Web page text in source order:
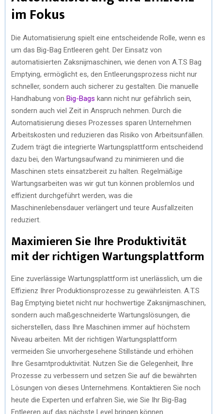
im Fokus
Die Automatisierung spielt eine entscheidende Rolle, wenn es
um das Big-Bag Entleeren geht. Der Einsatz von
automatisierten Zaksnijmaschinen, wie denen von A.T.S Bag
Emptying, ermöglicht es, den Entleerungsprozess nicht nur
schneller, sondern auch sicherer zu gestalten. Die manuelle
Handhabung von Big-Bags kann nicht nur gefährlich sein,
sondern auch viel Zeit in Anspruch nehmen. Durch die
Automatisierung dieses Prozesses sparen Unternehmen
Arbeitskosten und reduzieren das Risiko von Arbeitsunfällen.
Zudem trägt die integrierte Wartungsplattform entscheidend
dazu bei, den Wartungsaufwand zu minimieren und die
Maschinen stets einsatzbereit zu halten. Regelmäßige
Wartungsarbeiten was wir gut tun können problemlos und
effizient durchgeführt werden, was die
Maschinenlebensdauer verlängert und teure Ausfallzeiten
reduziert.
Maximieren Sie Ihre Produktivität
mit der richtigen Wartungsplattform
Eine zuverlässige Wartungsplattform ist unerlässlich, um die
Effizienz Ihrer Produktionsprozesse zu gewährleisten. A.T.S
Bag Emptying bietet nicht nur hochwertige Zaksnijmaschinen,
sondern auch maßgeschneiderte Wartungslösungen, die
sicherstellen, dass Ihre Maschinen immer auf höchstem
Niveau arbeiten. Mit der richtigen Wartungsplattform
vermeiden Sie unvorhergesehene Stillstände und erhöhen
Ihre Gesamtproduktivität. Nutzen Sie die Gelegenheit, Ihre
Prozesse zu verbessern und setzen Sie auf die bewährten
Lösungen von dieses Unternehmens. Kontaktieren Sie noch
heute die Experten und erfahren Sie, wie Sie Ihr Big-Bag
Entleeren auf das nächste Level bringen können.